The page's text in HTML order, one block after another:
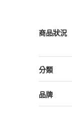
商品狀況
分類
品牌
Balenciaga
Balenciaga